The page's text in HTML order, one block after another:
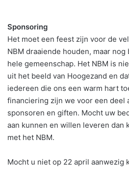
Sponsoring
Het moet een feest zijn voor de
NBM draaiende houden, maar
hele gemeenschap. Het NBM is
uit het beeld van Hoogezand en
iedereen die ons een warm hart
financiering zijn we voor een deel
sponsoren en giften. Mocht uw
aan kunnen en willen leveren dan
met het NBM.
Mocht u niet op 22 april aanwezig